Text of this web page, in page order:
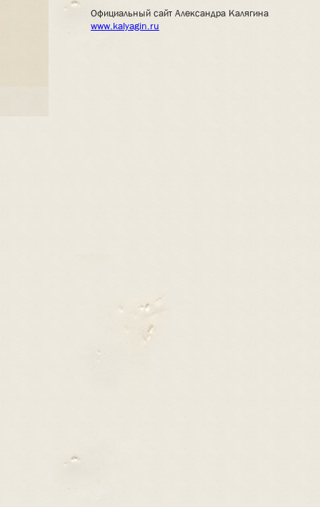
Официальный сайт Александра Калягина
www.kalyagin.ru